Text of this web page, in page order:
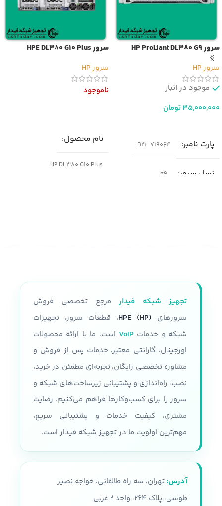
سرور HP ProLiant DL380 G9
سرور HP
موجود در انبار
35,000,000تومان
پارت نامبر 719064-B21
نسل سرور g9
فرم فاکتور 2U
تعداد پردازنده حداکثر دوتا
سری پردازنده های Intel Xeon E5-
2600 V3, V4
سرور HPE DL380 G10 Plus
سرور HP
ناموجود
نام محصول
HP DL380 G10 Plus
نسل سرور generation10
قابلیت نصب دو پردازنده نسل سوم
Intel Xeon Platinum 8300 Intel
Xeon gold 6300 Intel Xeon gold
5300 Intel Xeon Silver 4300
سرعت پردازنده
حداکثر سرعت پردازنده 3.1 GHZ
نوع شاسی
همراه با محفظه نصب
حافظه
تجهیز شبکه فیدار مرجع تخصصی فروش
سرورهای HPE (HP)، قطعات سرور، تجهیزات
شبکه و خدمات VoIP است. ما با ارائه محصولات
اورجینال، گارانتی معتبر، خدمات پس از فروش و
مشاوره تخصصی رایگان، تجربه‌ای مطمئن در خرید،
نصب، راه‌اندازی و پشتیبانی زیرساخت‌های شبکه و
سرور را برای کسب‌وکارها فراهم می‌کنیم. رضایت
مشتری، کیفیت خدمات و پشتیبانی سریع،
مهم‌ترین اولویت ما در تجهیز شبکه فیدار است.
آدرس: تهران، سه راه طالقانی، خواجه نصیر
طوسی، پلاک ۲۶۴، واحد ۲ غربی